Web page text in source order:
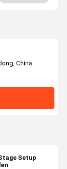
China
Setup